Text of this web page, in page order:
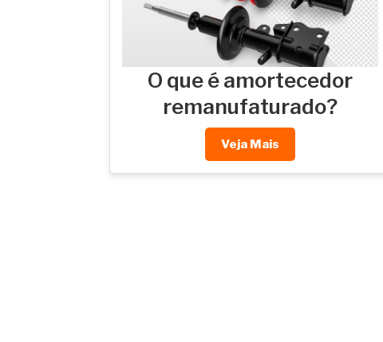
O que é amortecedor
remanufaturado?
Veja Mais